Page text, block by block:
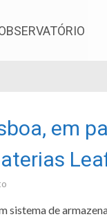
em
sistema de